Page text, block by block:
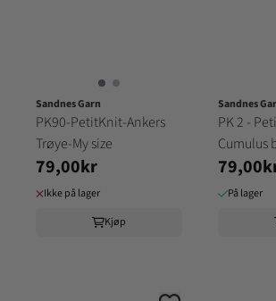
Sandnes Garn
PK90-PetitKnit-Ankers
Trøye-My size
79,00kr
Ikke på lager
Kjøp
Sandnes
PK 2 -
Cumulus
På lager